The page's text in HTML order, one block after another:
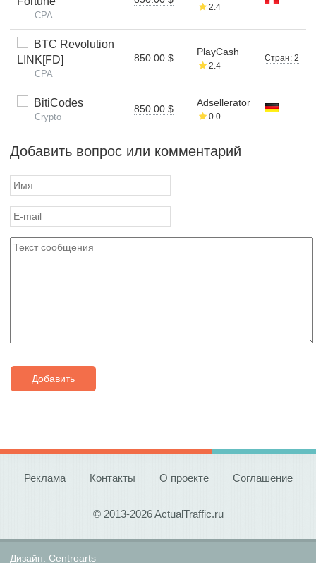
CPA
2.4
BTC Revolution
LINK[FD]
CPA
850.00 $
PlayCash
2.4
Стран: 2
BitiCodes
Crypto
850.00 $
Adsellerator
0.0
Добавить вопрос или комментарий
Добавить
Реклама Контакты О проекте Соглашение
© 2013-2026 ActualTraffic.ru
Дизайн: Centroarts